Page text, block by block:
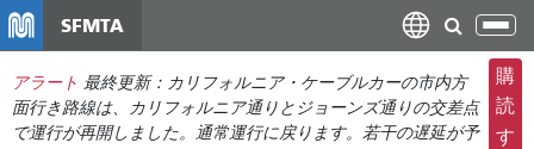
ン
コ
ン
SFMTA
ナ
ビ
ゲ
ー
アラート 最終更新：カリフォルニア・ケーブルカーの市内方
面行き路線は、カリフォルニア通りとジョーンズ通りの交差点
で運行が再開しました。通常運行に戻ります。若干の遅延が予
購
読
す